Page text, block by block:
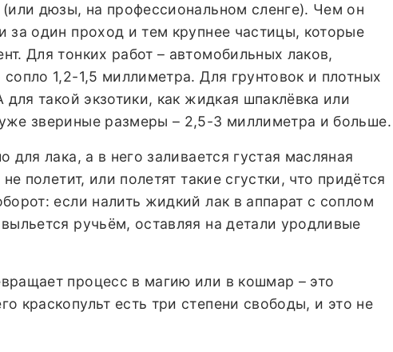
(или дюзы, на профессиональном сленге). Чем он
за один проход и тем крупнее частицы, которые
Для тонких работ – автомобильных лаков,
1,2-1,5 миллиметра. Для грунтовок и плотных
такой экзотики, как жидкая шпаклёвка или
звериные размеры – 2,5-3 миллиметра и больше.
для лака, а в него заливается густая масляная
полетит, или полетят такие сгустки, что придётся
если налить жидкий лак в аппарат с соплом
ручьём, оставляя на детали уродливые
процесс в магию или в кошмар – это
краскопульт есть три степени свободы, и это не